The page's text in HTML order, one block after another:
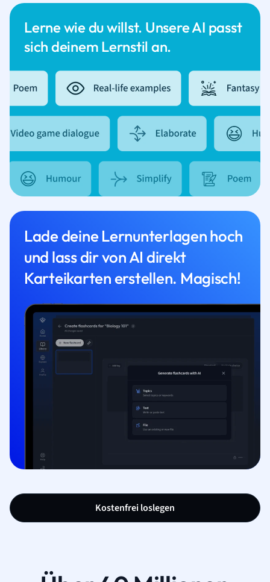
Lerne wie du willst. Unsere AI passt
sich deinem Lernstil an.
Lade deine Lernunterlagen hoch
und lass dir von AI direkt
Karteikarten erstellen. Magisch!
Kostenfrei loslegen